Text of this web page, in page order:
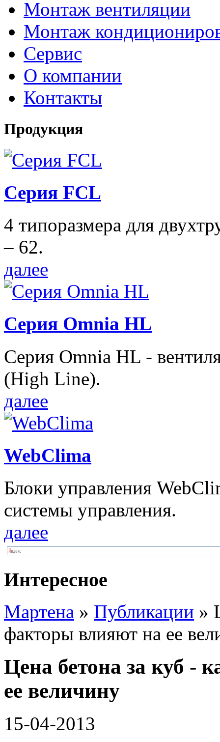
Монтаж вентиляции
Монтаж
Сервис
О компании
Контакты
Продукция
Серия FCL
4 типоразмера для
– 62.
далее
Серия Omnia HL
Серия Omnia HL -
(High Line).
далее
WebClima
Блоки упрaвлeния
системы управления.
далее
Интересное
Мартена » Публикации »
факторы влияют на ее
Цена бетона за куб -
ее величину
15-04-2013